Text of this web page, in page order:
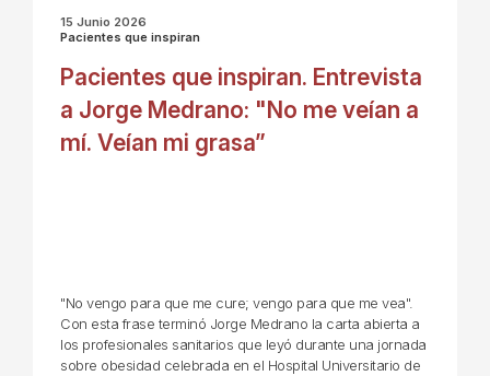
15 Junio 2026
Pacientes que inspiran
Pacientes que inspiran. Entrevista
a Jorge Medrano: "No me veían a
mí. Veían mi grasa”
"No vengo para que me cure; vengo para que me vea".
Con esta frase terminó Jorge Medrano la carta abierta a
los profesionales sanitarios que leyó durante una jornada
sobre obesidad celebrada en el Hospital Universitario de